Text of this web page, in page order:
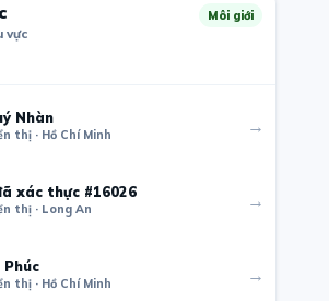
vực
Môi giới
Nhàn
thị · Hồ Chí Minh →
xác thực #16026
thị · Long An →
Phúc
thị · Hồ Chí Minh →